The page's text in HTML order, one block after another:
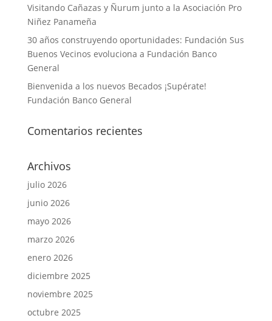
Visitando Cañazas y Ñurum junto a la Asociación Pro
Niñez Panameña
30 años construyendo oportunidades: Fundación Sus
Buenos Vecinos evoluciona a Fundación Banco
General
Bienvenida a los nuevos Becados ¡Supérate!
Fundación Banco General
Comentarios recientes
Archivos
julio 2026
junio 2026
mayo 2026
marzo 2026
enero 2026
diciembre 2025
noviembre 2025
octubre 2025